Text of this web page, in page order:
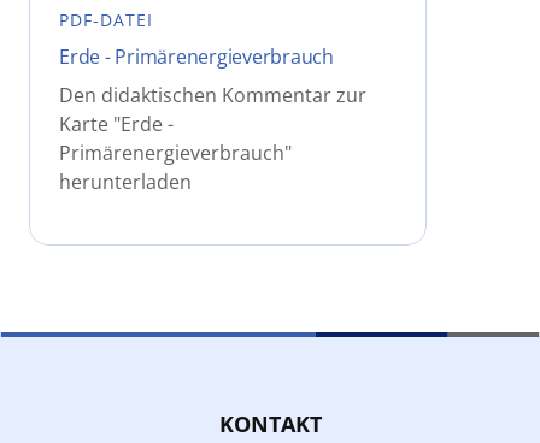
PDF-DATEI
Erde - Primärenergieverbrauch
Den didaktischen Kommentar zur
Karte "Erde -
Primärenergieverbrauch"
herunterladen
KONTAKT